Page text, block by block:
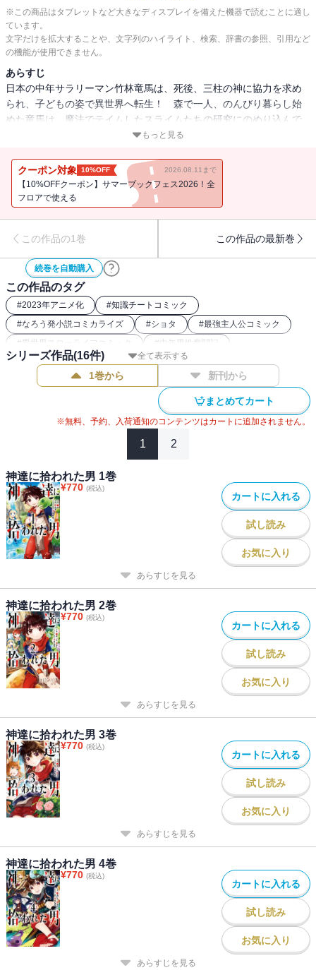
※この商品はタブレットなど大きなディスプレイを備えた機器で読むことに適し
ています。
文字だけを拡大することや、文字列のハイライト、検索、辞書の参照、引用など
の機能が使用できません。
あらすじ
日本の中年サラリーマン竹林竜馬は、死後、三柱の神に協力を求め
られ、子どもの姿で異世界へ転生！ 森で一人、のんびり暮らし始
めた竜馬は、魔法でテイムしたスライムたちの研究にのめり込んで
行き…。「小説家になろう」発！ 意外と便利に使えるスライムた
タジー！ 原作者書き下ろしショートストーリーも収録！※「小説
家になろう」は株式会社ヒナプロジェクトの登録商標です。
もっと見る
クーポン対象 10%OFF 2026.08.11まで
【10%OFFクーポン】サマーブックフェス2026！全
フロアで使える
この作品の1巻 この作品の最新巻
続巻を自動購入
この作品のタグ
#2023年アニメ化 #知識チートコミック
#なろう発小説コミカライズ #ショタ #最強主人公コミック
# 異世界スローライフコミック # 中年男性奮闘記
#2020年アニメ化 #異世界転生・召喚コミック
全て表示する
シリーズ作品(16件)
1巻から 新刊から
まとめてカート
※無料、予約、入荷通知のコンテンツはカートに追加されません。
1 2
神達に拾われた男 1巻
¥770 (税込)
カートに入れる
試し読み
お気に入り
あらすじを見る
神達に拾われた男 2巻
¥770 (税込)
カートに入れる
試し読み
お気に入り
あらすじを見る
神達に拾われた男 3巻
¥770 (税込)
カートに入れる
試し読み
お気に入り
あらすじを見る
神達に拾われた男 4巻
¥770 (税込)
カートに入れる
試し読み
お気に入り
あらすじを見る